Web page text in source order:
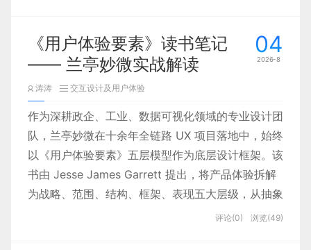
的完整解决方案，唯有以用户为核心搭建全链路设计
体系，才能真正打通产品与用户、商业价值之间的壁
垒。
04
2026-8
《用户体验要素》读书笔记
—— 兰亭妙微实战解读
涛涛 交互设计及用户体验
作为深耕政企、工业、数据可视化领域的专业设计团
队，兰亭妙微在十余年全链路 UX 项目落地中，始终
以《用户体验要素》五层模型作为底层设计框架。该
书由 Jesse James Garrett 提出，将产品体验拆解
为战略、范围、结构、框架、表现五大层级，从抽象
目标落地到具象视觉，搭建起一套可落地、可复盘的
评论(0) 浏览(49)